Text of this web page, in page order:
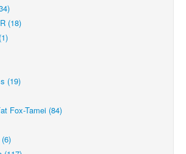
(18)
(19)
Fox-Tamei (84)